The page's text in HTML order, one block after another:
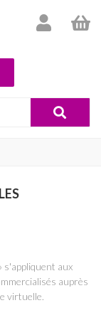
s'appliquent aux
auprès
virtuelle.